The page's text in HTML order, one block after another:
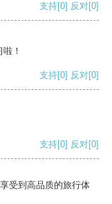
支持[0] 反对[0]
！
支持[0] 反对[0]
支持[0] 反对[0]
受到高品质的旅行体